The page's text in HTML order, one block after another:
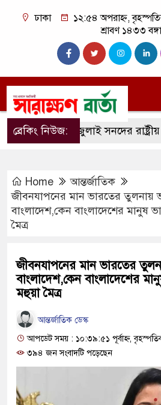
ঢাকা
১২:৫৪ অপরাহ্ন,
শ্রাবণ ১৪৩৩
ব্রেকিং নিউজ:জুলাই সনদের রাষ্ট্রীয়
Home
আন্তর্জাতিক
জীবনযাপনের মান ভারতের তুলনায়
বাংলাদেশ,কেন বাংলাদেশের মানুষ
মৈত্র
জীবনযাপনের মান ভারতের
বাংলাদেশ,কেন বাংলাদেশের
মহুয়া মৈত্র
আন্তর্জাতিক ডেস্ক
আপডেট সময় : ১০:৩৯:৫১ পূর্বাহ্ন,
৩৯৪ জন সংবাদটি পড়েছেন